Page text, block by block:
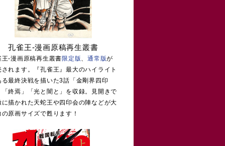
孔雀王-漫画原稿再生叢書
王-漫画原稿再生叢書限定版、通常版が
されます。『孔雀王』最大のハイライト
る最終決戦を描いた3話「金剛界四印
「終焉」「光と闇と」を収録。見開きで
に描かれた天蛇王や四印会の陣などが大
の原画サイズで甦ります！